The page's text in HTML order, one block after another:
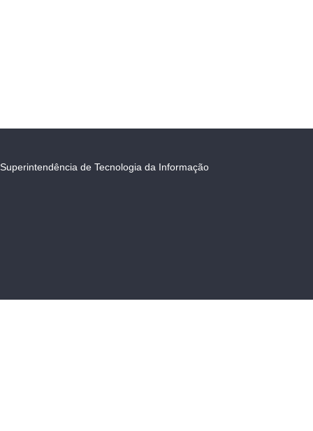
Superintendência de Tecnologia da Informação